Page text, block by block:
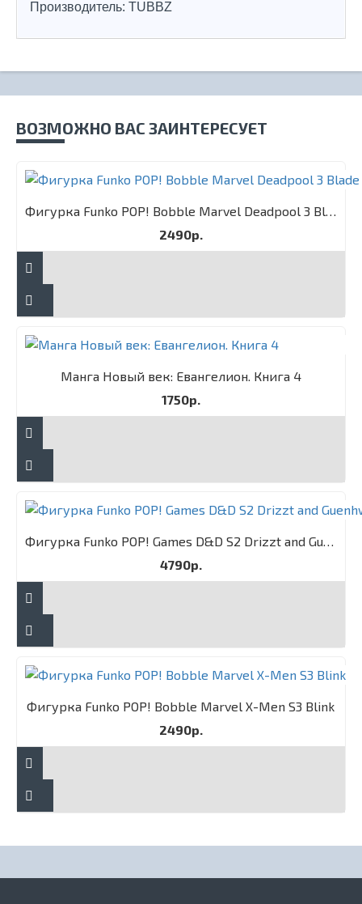
Производитель: TUBBZ
ВОЗМОЖНО ВАС ЗАИНТЕРЕСУЕТ
Фигурка Funko POP! Bobble Marvel Deadpool 3 Blade
2490р.
Манга Новый век: Евангелион. Книга 4
1750р.
Фигурка Funko POP! Games D&D S2 Drizzt and Guenhwyvar 2PK
4790р.
Фигурка Funko POP! Bobble Marvel X-Men S3 Blink
2490р.